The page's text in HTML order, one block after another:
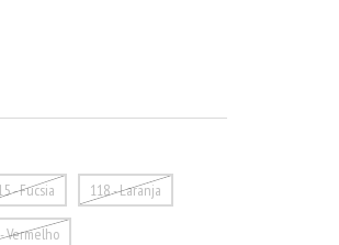
- Fucsia 118 - Laranja
Vermelho